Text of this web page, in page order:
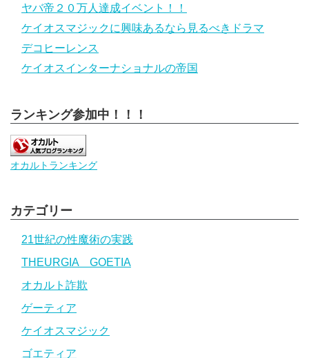
ヤバ帝２０万人達成イベント！！
ケイオスマジックに興味あるなら見るべきドラマ
デコヒーレンス
ケイオスインターナショナルの帝国
ランキング参加中！！！
オカルトランキング
カテゴリー
21世紀の性魔術の実践
THEURGIA GOETIA
オカルト詐欺
ゲーティア
ケイオスマジック
ゴエティア